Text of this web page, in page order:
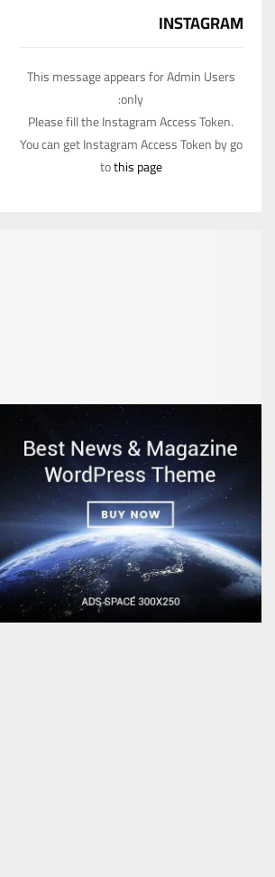
INSTAGRAM
This message appears for Admin Users
only:
Please fill the Instagram Access Token.
You can get Instagram Access Token by go
tothis page